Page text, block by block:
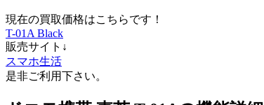
現在の買取価格はこちらです！
T-01A Black
販売サイト↓
スマホ生活
是非ご利用下さい。